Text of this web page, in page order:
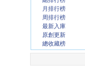
月排行榜
周排行榜
最新入庫
原創更新
總收藏榜